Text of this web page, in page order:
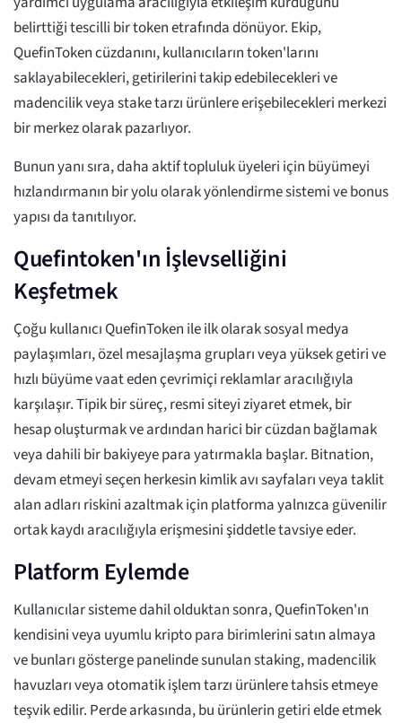
belirttiği tescilli bir token etrafında dönüyor. Ekip,
QuefinToken cüzdanını, kullanıcıların token'larını
saklayabilecekleri, getirilerini takip edebilecekleri ve
madencilik veya stake tarzı ürünlere erişebilecekleri merkezi
bir merkez olarak pazarlıyor.
Bunun yanı sıra, daha aktif topluluk üyeleri için büyümeyi
hızlandırmanın bir yolu olarak yönlendirme sistemi ve bonus
yapısı da tanıtılıyor.
Quefintoken'ın İşlevselliğini
Keşfetmek
Çoğu kullanıcı QuefinToken ile ilk olarak sosyal medya
paylaşımları, özel mesajlaşma grupları veya yüksek getiri ve
hızlı büyüme vaat eden çevrimiçi reklamlar aracılığıyla
karşılaşır. Tipik bir süreç, resmi siteyi ziyaret etmek, bir
hesap oluşturmak ve ardından harici bir cüzdan bağlamak
veya dahili bir bakiyeye para yatırmakla başlar. Bitnation,
devam etmeyi seçen herkesin kimlik avı sayfaları veya taklit
alan adları riskini azaltmak için platforma yalnızca güvenilir
ortak kaydı aracılığıyla erişmesini şiddetle tavsiye eder.
Platform Eylemde
Kullanıcılar sisteme dahil olduktan sonra, QuefinToken'ın
kendisini veya uyumlu kripto para birimlerini satın almaya
ve bunları gösterge panelinde sunulan staking, madencilik
havuzları veya otomatik işlem tarzı ürünlere tahsis etmeye
teşvik edilir. Perde arkasında, bu ürünlerin getiri elde etmek